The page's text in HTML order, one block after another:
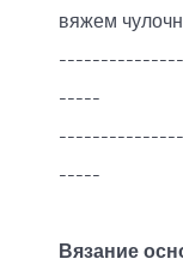
вяжем
-----
-----
Вязание